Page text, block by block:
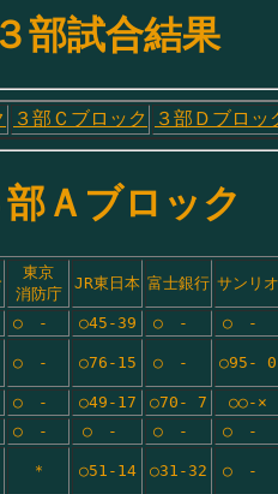
部試合結果
３部Ｃブロック ３部Ｄブロッ
Ａブロック
東京
消防庁
JR東日本 富士銀行 サンリオ
○　- ○45-39 ○　-
○　-
○　- ○76-15 ○　- ○95- 0
○　- ○49-17 ○70- 7
○○-×
○　- ○　- ○　-
○　-
＊ ○51-14 ○31-32 ○　-